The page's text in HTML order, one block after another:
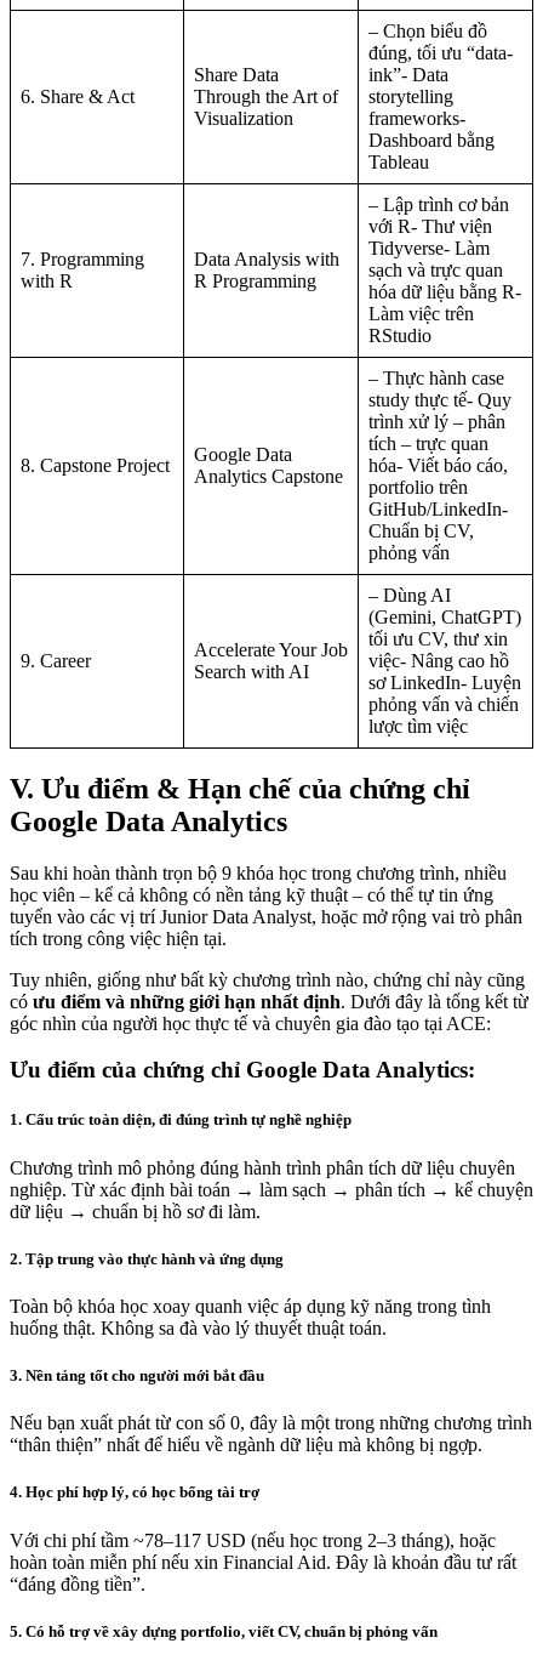
6. Share & Act
Share Data
Through the Art of
Visualization
– Chọn biểu đồ
đúng, tối ưu “data-
ink”- Data
storytelling
frameworks-
Dashboard bằng
Tableau
7. Programming
with R
Data Analysis with
R Programming
– Lập trình cơ bản
với R- Thư viện
Tidyverse- Làm
sạch và trực quan
hóa dữ liệu bằng R-
Làm việc trên
RStudio
8. Capstone Project
Google Data
Analytics Capstone
– Thực hành case
study thực tế- Quy
trình xử lý – phân
tích – trực quan
hóa- Viết báo cáo,
portfolio trên
GitHub/LinkedIn-
Chuẩn bị CV,
phỏng vấn
9. Career
Accelerate Your Job
Search with AI
– Dùng AI
(Gemini, ChatGPT)
tối ưu CV, thư xin
việc- Nâng cao hồ
sơ LinkedIn- Luyện
phỏng vấn và chiến
lược tìm việc
V. Ưu điểm & Hạn chế của chứng chỉ
Google Data Analytics
Sau khi hoàn thành trọn bộ 9 khóa học trong chương trình, nhiều
học viên – kể cả không có nền tảng kỹ thuật – có thể tự tin ứng
tuyển vào các vị trí Junior Data Analyst, hoặc mở rộng vai trò phân
tích trong công việc hiện tại.
Tuy nhiên, giống như bất kỳ chương trình nào, chứng chỉ này cũng
có ưu điểm và những giới hạn nhất định. Dưới đây là tổng kết từ
góc nhìn của người học thực tế và chuyên gia đào tạo tại ACE:
Ưu điểm của chứng chỉ Google Data Analytics:
1. Cấu trúc toàn diện, đi đúng trình tự nghề nghiệp
Chương trình mô phỏng đúng hành trình phân tích dữ liệu chuyên
nghiệp. Từ xác định bài toán → làm sạch → phân tích → kể chuyện
dữ liệu → chuẩn bị hồ sơ đi làm.
2. Tập trung vào thực hành và ứng dụng
Toàn bộ khóa học xoay quanh việc áp dụng kỹ năng trong tình
huống thật. Không sa đà vào lý thuyết thuật toán.
3. Nền tảng tốt cho người mới bắt đầu
Nếu bạn xuất phát từ con số 0, đây là một trong những chương trình
“thân thiện” nhất để hiểu về ngành dữ liệu mà không bị ngợp.
4. Học phí hợp lý, có học bổng tài trợ
Với chi phí tầm ~78–117 USD (nếu học trong 2–3 tháng), hoặc
hoàn toàn miễn phí nếu xin Financial Aid. Đây là khoản đầu tư rất
“đáng đồng tiền”.
5. Có hỗ trợ về xây dựng portfolio, viết CV, chuẩn bị phỏng vấn